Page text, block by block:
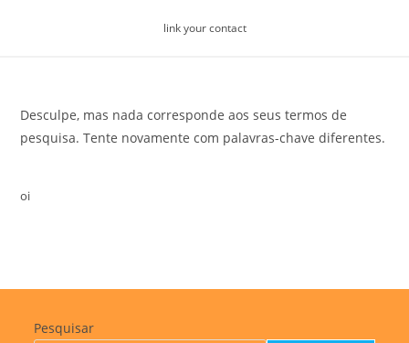
link your contact
Desculpe, mas nada corresponde aos seus termos de
pesquisa. Tente novamente com palavras-chave diferentes.
oi
Pesquisar